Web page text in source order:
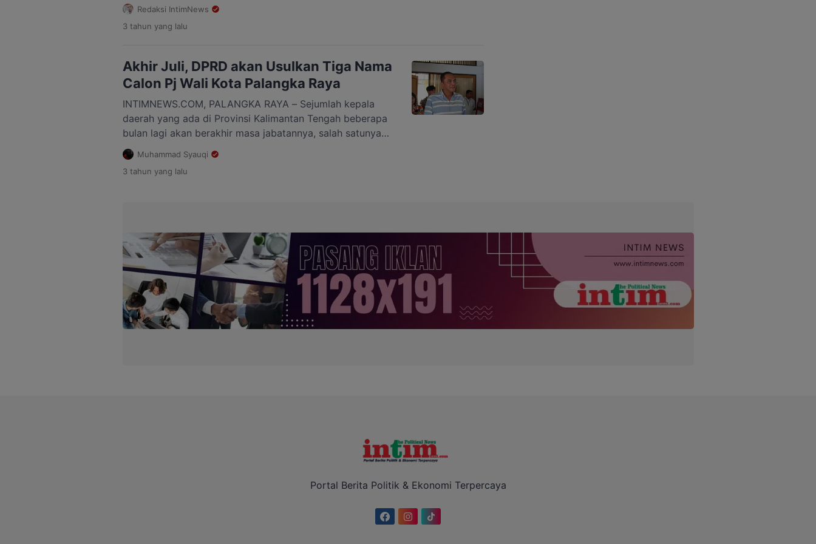
2023. 10 Pj Bupati dan Wali Kota yang dilantik tersebut
diantaranya 9 orang merupakan pejabat dari daerah dan
Redaksi IntimNews
3 tahun yang lalu
Akhir Juli, DPRD akan Usulkan Tiga Nama
Calon Pj Wali Kota Palangka Raya
INTIMNEWS.COM, PALANGKA RAYA – Sejumlah kepala
daerah yang ada di Provinsi Kalimantan Tengah beberapa
bulan lagi akan berakhir masa jabatannya, salah satunya
Wali Kota Palangka Raya Fairid Naparin yang memasuki
akhir masa jabatan. Untuk mengisi kekosongan jabatan
tersebut, DPRD Kota Palangka Raya akan segera
Muhammad Syauqi
3 tahun yang lalu
Portal Berita Politik & Ekonomi Terpercaya